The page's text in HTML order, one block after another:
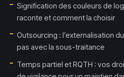
Signification des couleurs de
raconte et comment la choisir
Outsourcing : l’externalisation
pas avec la sous-traitance
Temps partiel et RQTH : vos